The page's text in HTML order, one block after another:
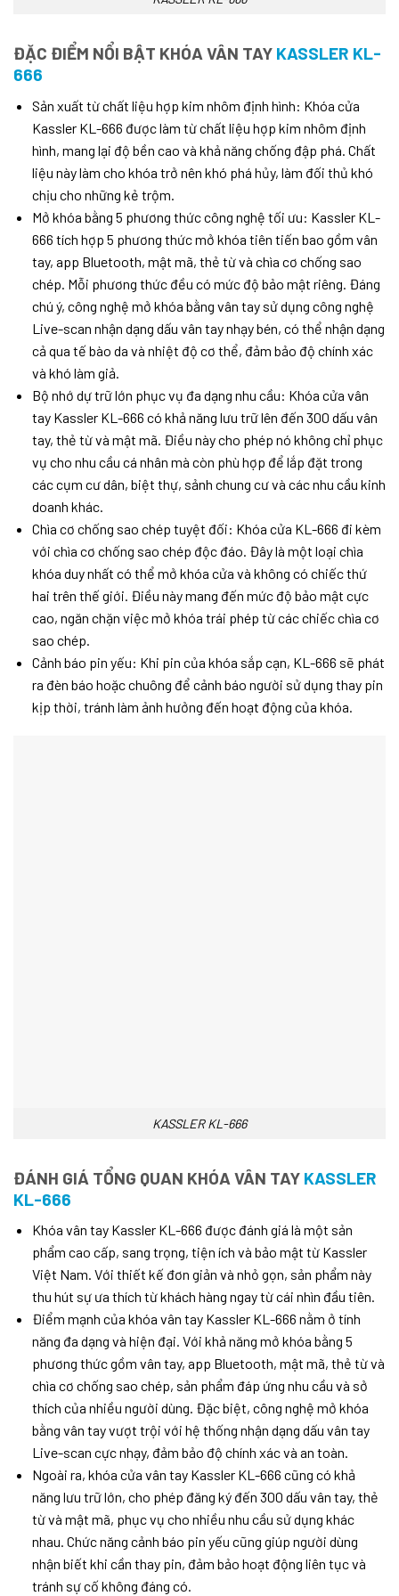
ĐẶC ĐIỂM NỔI BẬT KHÓA VÂN TAY KASSLER KL-
666
Sản xuất từ chất liệu hợp kim nhôm định hình: Khóa cửa
Kassler KL-666 được làm từ chất liệu hợp kim nhôm định
hình, mang lại độ bền cao và khả năng chống đập phá. Chất
liệu này làm cho khóa trở nên khó phá hủy, làm đối thủ khó
chịu cho những kẻ trộm.
Mở khóa bằng 5 phương thức công nghệ tối ưu: Kassler KL-
666 tích hợp 5 phương thức mở khóa tiên tiến bao gồm vân
tay, app Bluetooth, mật mã, thẻ từ và chìa cơ chống sao
chép. Mỗi phương thức đều có mức độ bảo mật riêng. Đáng
chú ý, công nghệ mở khóa bằng vân tay sử dụng công nghệ
Live-scan nhận dạng dấu vân tay nhạy bén, có thể nhận dạng
cả qua tế bào da và nhiệt độ cơ thể, đảm bảo độ chính xác
và khó làm giả.
Bộ nhớ dự trữ lớn phục vụ đa dạng nhu cầu: Khóa cửa vân
tay Kassler KL-666 có khả năng lưu trữ lên đến 300 dấu vân
tay, thẻ từ và mật mã. Điều này cho phép nó không chỉ phục
vụ cho nhu cầu cá nhân mà còn phù hợp để lắp đặt trong
các cụm cư dân, biệt thự, sảnh chung cư và các nhu cầu kinh
doanh khác.
Chìa cơ chống sao chép tuyệt đối: Khóa cửa KL-666 đi kèm
với chìa cơ chống sao chép độc đáo. Đây là một loại chìa
khóa duy nhất có thể mở khóa cửa và không có chiếc thứ
hai trên thế giới. Điều này mang đến mức độ bảo mật cực
cao, ngăn chặn việc mở khóa trái phép từ các chiếc chìa cơ
sao chép.
Cảnh báo pin yếu: Khi pin của khóa sắp cạn, KL-666 sẽ phát
ra đèn báo hoặc chuông để cảnh báo người sử dụng thay pin
kịp thời, tránh làm ảnh hưởng đến hoạt động của khóa.
KASSLER KL-666
ĐÁNH GIÁ TỔNG QUAN KHÓA VÂN TAY KASSLER
KL-666
Khóa vân tay Kassler KL-666 được đánh giá là một sản
phẩm cao cấp, sang trọng, tiện ích và bảo mật từ Kassler
Việt Nam. Với thiết kế đơn giản và nhỏ gọn, sản phẩm này
thu hút sự ưa thích từ khách hàng ngay từ cái nhìn đầu tiên.
Điểm mạnh của khóa vân tay Kassler KL-666 nằm ở tính
năng đa dạng và hiện đại. Với khả năng mở khóa bằng 5
phương thức gồm vân tay, app Bluetooth, mật mã, thẻ từ và
chìa cơ chống sao chép, sản phẩm đáp ứng nhu cầu và sở
thích của nhiều người dùng. Đặc biệt, công nghệ mở khóa
bằng vân tay vượt trội với hệ thống nhận dạng dấu vân tay
Live-scan cực nhạy, đảm bảo độ chính xác và an toàn.
Ngoài ra, khóa cửa vân tay Kassler KL-666 cũng có khả
năng lưu trữ lớn, cho phép đăng ký đến 300 dấu vân tay, thẻ
từ và mật mã, phục vụ cho nhiều nhu cầu sử dụng khác
nhau. Chức năng cảnh báo pin yếu cũng giúp người dùng
nhận biết khi cần thay pin, đảm bảo hoạt động liên tục và
tránh sự cố không đáng có.